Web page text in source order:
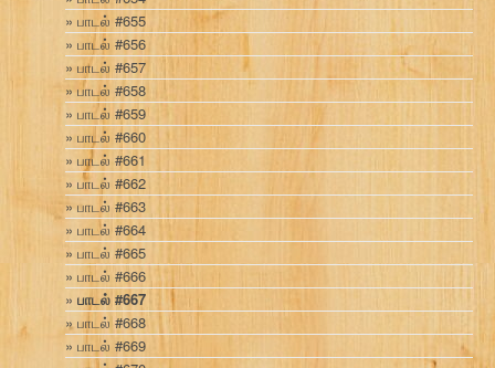
பாடல் #655
பாடல் #656
பாடல் #657
பாடல் #658
பாடல் #659
பாடல் #660
பாடல் #661
பாடல் #662
பாடல் #663
பாடல் #664
பாடல் #665
பாடல் #666
பாடல் #667
பாடல் #668
பாடல் #669